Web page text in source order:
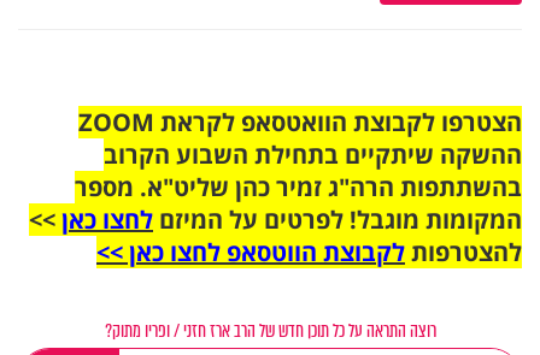
הצטרפו לקבוצת הוואטסאפ לקראת ZOOM
ההשקה שיתקיים בתחילת השבוע הקרוב
בהשתתפות הרה"ג זמיר כהן שליט"א. מספר
המקומות מוגבל! לפרטים על המיזם לחצו כאן>>
להצטרפותלקבוצת הווטסאפ לחצו כאן >>
רוצה התראה על כל תוכן חדש של הרב ארז חזני / ופריו מתוק?